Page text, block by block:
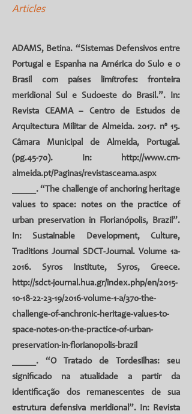
Articles
ADAMS, Betina. “Sistemas Defensivos entre
Portugal e Espanha na América do Sulo e o
Brasil com países limítrofes: fronteira
meridional Sul e Sudoeste do Brasil.”. In:
Revista CEAMA – Centro de Estudos de
Arquitectura Militar de Almeida. 2017. nº 15.
Câmara Municipal de Almeida, Portugal.
(pg.45-70). In: http://www.cm-
almeida.pt/Paginas/revistasceama.aspx
_____. “The challenge of anchoring heritage
values to space: notes on the practice of
urban preservation in Florianópolis, Brazil”.
In: Sustainable Development, Culture,
Traditions Journal SDCT-Journal. Volume 1a-
2016. Syros Institute, Syros, Greece.
http://sdct-journal.hua.gr/index.php/en/2015-
10-18-22-23-19/2016-volume-1-a/370-the-
challenge-of-anchronic-heritage-values-to-
space-notes-on-the-practice-of-urban-
preservation-in-florianopolis-brazil
_____. “O Tratado de Tordesilhas: seu
significado na atualidade a partir da
identificação dos remanescentes de sua
estrutura defensiva meridional”. In: Revista